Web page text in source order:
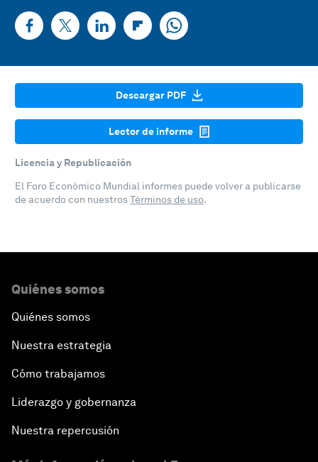
Descargar PDF
Lector de informe
Licencia y Republicación
El Foro Económico Mundial informes puede volver a publicarse
de acuerdo con nuestrosTérminos de uso.
Quiénes somos
Quiénes somos
Nuestra estrategia
Cómo trabajamos
Liderazgo y gobernanza
Nuestra repercusión